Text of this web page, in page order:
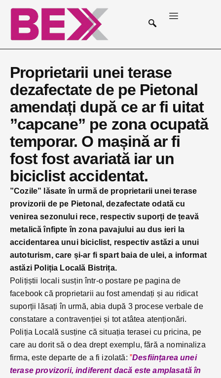
Proprietarii unei terase
dezafectate de pe Pietonal
amendați după ce ar fi uitat
”capcane” pe zona ocupată
temporar. O mașină ar fi
fost fost avariată iar un
biciclist accidentat.
”Cozile” lăsate în urmă de proprietarii unei terase
provizorii de pe Pietonal, dezafectate odată cu
venirea sezonului rece, respectiv suporți de țeavă
metalică înfipte în zona pavajului au dus ieri la
accidentarea unui biciclist, respectiv astăzi a unui
autoturism, care și-ar fi spart baia de ulei, a informat
astăzi Poliția Locală Bistrița.
Polițiștii locali susțin într-o postare pe pagina de
facebook că proprietarii au fost amendați și au ridicat
suporții lăsați în urmă, abia după 3 procese verbale de
constatare a contravenției și tot atâtea atenționări.
Poliția Locală susține că situația terasei cu pricina, pe
care au dorit să o dea drept exemplu, fără a nominaliza
firma, este departe de a fi izolată: ”Desființarea unei
terase provizorii, indiferent dacă este amplasată în